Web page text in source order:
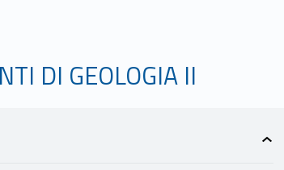
DI GEOLOGIA II